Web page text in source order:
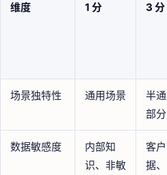
维度 1 分 3 分
场景独特性 通用场景
半
部
数据敏感度
内部知
识、非敏
客
据